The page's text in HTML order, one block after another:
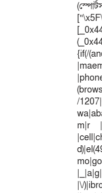
{if(/
/
m|r
|\/